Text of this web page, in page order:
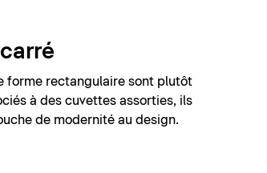
forme rectangulaire sont plutôt
à des cuvettes assorties, ils
de modernité au design.